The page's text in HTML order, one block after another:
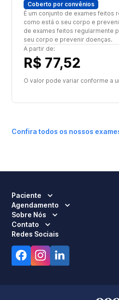
Coberto por convênios
É um conjunto de exames feitos
como está o seu corpo e
de exames feitos regularmente
seu corpo e prevenir doenças.
A partir de:
R$ 77,52
O valor pode variar conforme a
Confira todos os nossos
Paciente
Agendamento
Sobre Nós
Contato
Redes Sociais